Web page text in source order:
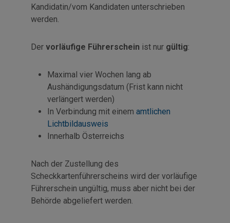
Kandidatin/vom Kandidaten unterschrieben
werden.
Der vorläufige Führerschein ist nur gültig:
Maximal vier Wochen lang ab
Aushändigungsdatum (Frist kann nicht
verlängert werden)
In Verbindung mit einem amtlichen
Lichtbildausweis
Innerhalb Österreichs
Nach der Zustellung des
Scheckkartenführerscheins wird der vorläufige
Führerschein ungültig, muss aber nicht bei der
Behörde abgeliefert werden.